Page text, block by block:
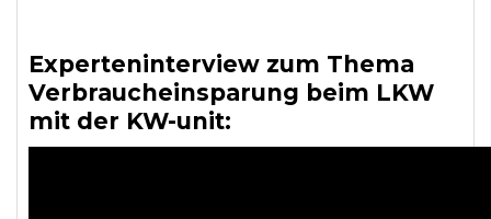
Experteninterview zum Thema
Verbraucheinsparung beim LKW
mit der KW-unit: